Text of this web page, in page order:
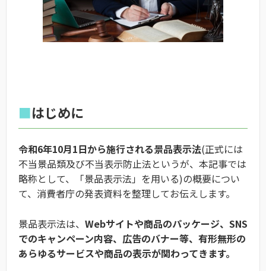
■はじめに
令和6年10月1日から施行される景品表示法(正式には
不当景品類及び不当表示防止法というが、本記事では
略称として、「景品表示法」を用いる)の概要につい
て、消費者庁の発表資料を整理してお伝えします。
景品表示法は、 Webサイトや商品のパッケージ、SNS
でのキャンペーン内容、広告のバナー等、有形無形の
あらゆるサービスや商品の表示が関わってきます。